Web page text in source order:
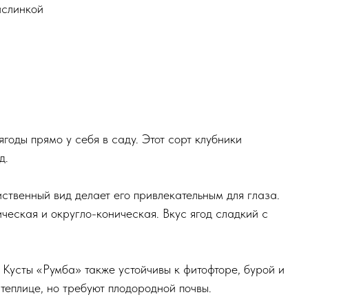
прямо у себя в саду. Этот сорт клубники
вид делает его привлекательным для глаза.
и округло-коническая. Вкус ягод сладкий с
«Румба» также устойчивы к фитофторе, бурой и
но требуют плодородной почвы.